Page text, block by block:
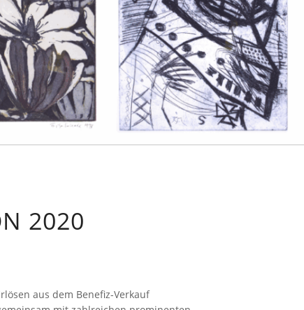
2020
aus dem Benefiz-Verkauf